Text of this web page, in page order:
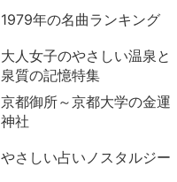
1979年の名曲ランキング
大人女子のやさしい温泉と
泉質の記憶特集
京都御所～京都大学の金運
神社
やさしい占いノスタルジー